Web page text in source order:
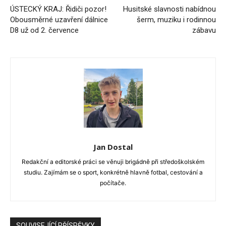
ÚSTECKÝ KRAJ: Řidiči pozor!
Obousměrné uzavření dálnice
D8 už od 2. července
Husitské slavnosti nabídnou
šerm, muziku i rodinnou
zábavu
Jan Dostal
Redakční a editorské práci se věnuji brigádně při středoškolském
studiu. Zajímám se o sport, konkrétně hlavně fotbal, cestování a
počítače.